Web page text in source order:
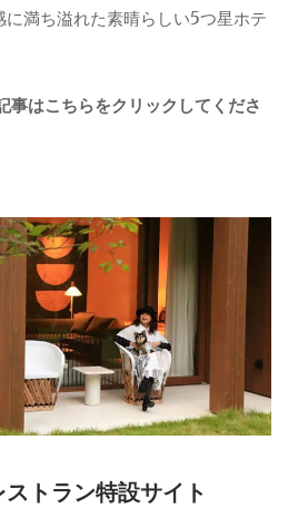
満ち溢れた素晴らしい5つ星ホテ
はこちらをクリックしてくださ
トラン特設サイト